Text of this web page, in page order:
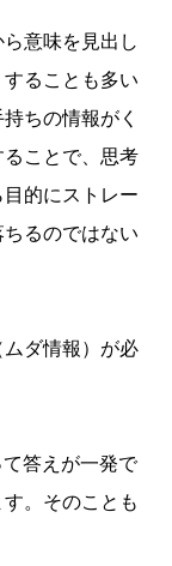
意味を見出し
ることも多い
ちの情報がく
ことで、思考
的にストレー
るのではない
ダ情報）が必
答えが一発で
。そのことも